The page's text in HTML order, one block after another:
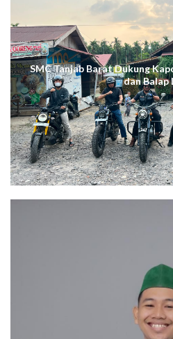
SMC Tanjab Barat Dukung
dan Balap